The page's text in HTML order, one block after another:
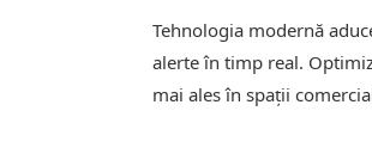
Tehnologia modernă
alerte în timp real.
mai ales în spații